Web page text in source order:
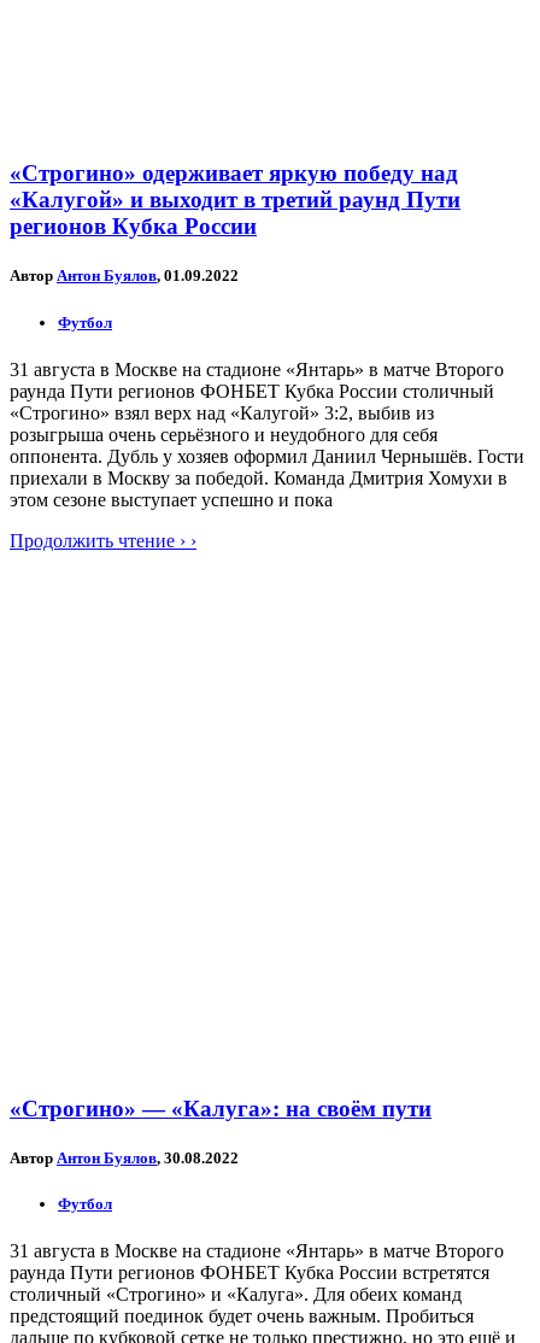
«Строгино» одерживает яркую победу над
«Калугой» и выходит в третий раунд Пути
регионов Кубка России
Автор Антон Буялов, 01.09.2022
Футбол
31 августа в Москве на стадионе «Янтарь» в матче Второго
раунда Пути регионов ФОНБЕТ Кубка России столичный
«Строгино» взял верх над «Калугой» 3:2, выбив из
розыгрыша очень серьёзного и неудобного для себя
оппонента. Дубль у хозяев оформил Даниил Чернышёв. Гости
приехали в Москву за победой. Команда Дмитрия Хомухи в
этом сезоне выступает успешно и пока
Продолжить чтение › ›
«Строгино» — «Калуга»: на своём пути
Автор Антон Буялов, 30.08.2022
Футбол
31 августа в Москве на стадионе «Янтарь» в матче Второго
раунда Пути регионов ФОНБЕТ Кубка России встретятся
столичный «Строгино» и «Калуга». Для обеих команд
предстоящий поединок будет очень важным. Пробиться
дальше по кубковой сетке не только престижно, но это ещё и